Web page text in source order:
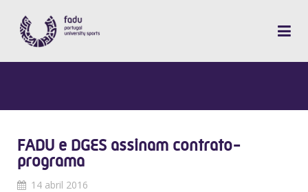
FADU e DGES assinam contrato-
programa
14 abril 2016